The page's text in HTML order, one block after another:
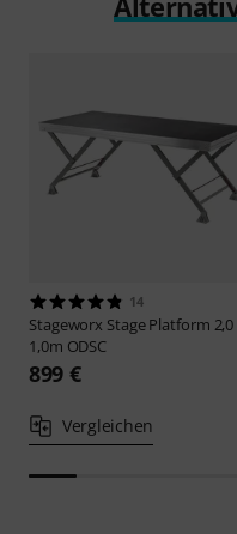
14
Stageworx Stage Platform 2,0
1,0m ODSC
899 €
Vergleichen